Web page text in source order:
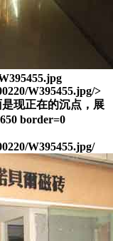
W395455.jpg/>
现正在的沉点，展
border=0
W395455.jpg/